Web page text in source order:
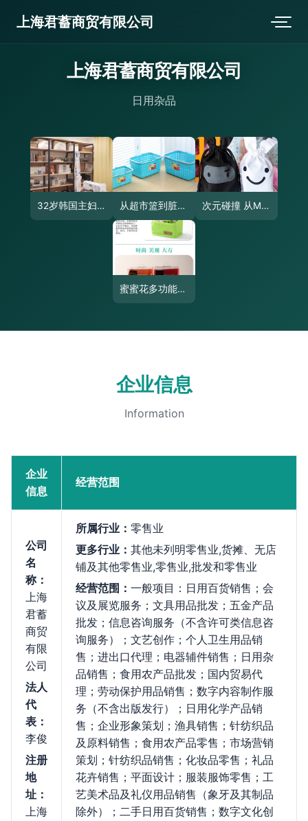
上海君蓄商贸有限公司
上海君蓄商贸有限公司
日用杂品
32岁韩国主妇的99㎡甜蜜居所 日用杂品里的二人世界哲学 从超市篮到脏衣篮 多功能家用收纳篮选购指南 次元碰撞 从MEKA忍者兔子到堆糖杂货的日常美学
蜜蜜花多功能置物盒 桌面收纳的艺术与实用
企业信息
Information
企业
信息
经营范围
公司
名
称：
上海
君蓄
商贸
有限
公司
法人
代
表：
李俊
注册
地
址：
上海
所属行业： 零售业
更多行业： 其他未列明零售业,货摊、无店
铺及其他零售业,零售业,批发和零售业
经营范围： 一般项目：日用百货销售；会
议及展览服务；文具用品批发；五金产品
批发；信息咨询服务（不含许可类信息咨
询服务）；文艺创作；个人卫生用品销
售；进出口代理；电器辅件销售；日用杂
品销售；食用农产品批发；国内贸易代
理；劳动保护用品销售；数字内容制作服
务（不含出版发行）；日用化学产品销
售；企业形象策划；渔具销售；针纺织品
及原料销售；食用农产品零售；市场营销
策划；针纺织品销售；化妆品零售；礼品
花卉销售；平面设计；服装服饰零售；工
艺美术品及礼仪用品销售（象牙及其制品
除外）；二手日用百货销售；数字文化创